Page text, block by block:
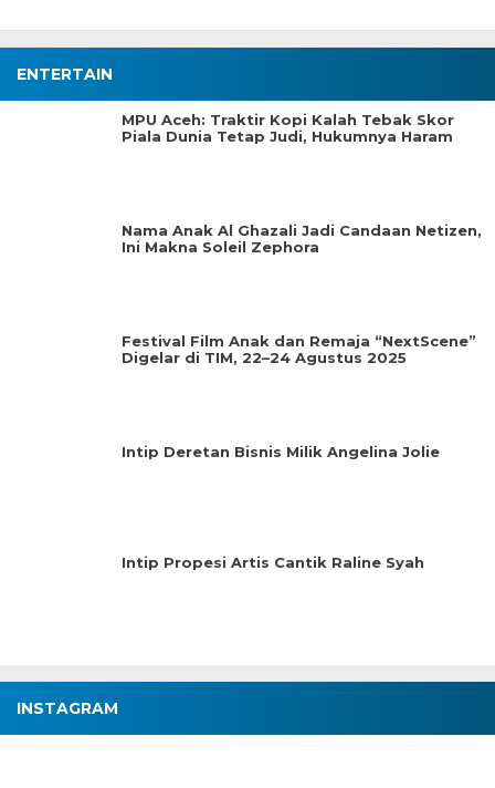
ENTERTAIN
MPU Aceh: Traktir Kopi Kalah Tebak Skor
Piala Dunia Tetap Judi, Hukumnya Haram
Nama Anak Al Ghazali Jadi Candaan Netizen,
Ini Makna Soleil Zephora
Festival Film Anak dan Remaja “NextScene”
Digelar di TIM, 22–24 Agustus 2025
Intip Deretan Bisnis Milik Angelina Jolie
Intip Propesi Artis Cantik Raline Syah
INSTAGRAM